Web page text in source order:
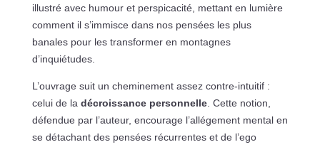
illustré avec humour et perspicacité, mettant en lumière
comment il s’immisce dans nos pensées les plus
banales pour les transformer en montagnes
d’inquiétudes.
L’ouvrage suit un cheminement assez contre-intuitif :
celui de la décroissance personnelle. Cette notion,
défendue par l’auteur, encourage l’allégement mental en
se détachant des pensées récurrentes et de l’ego